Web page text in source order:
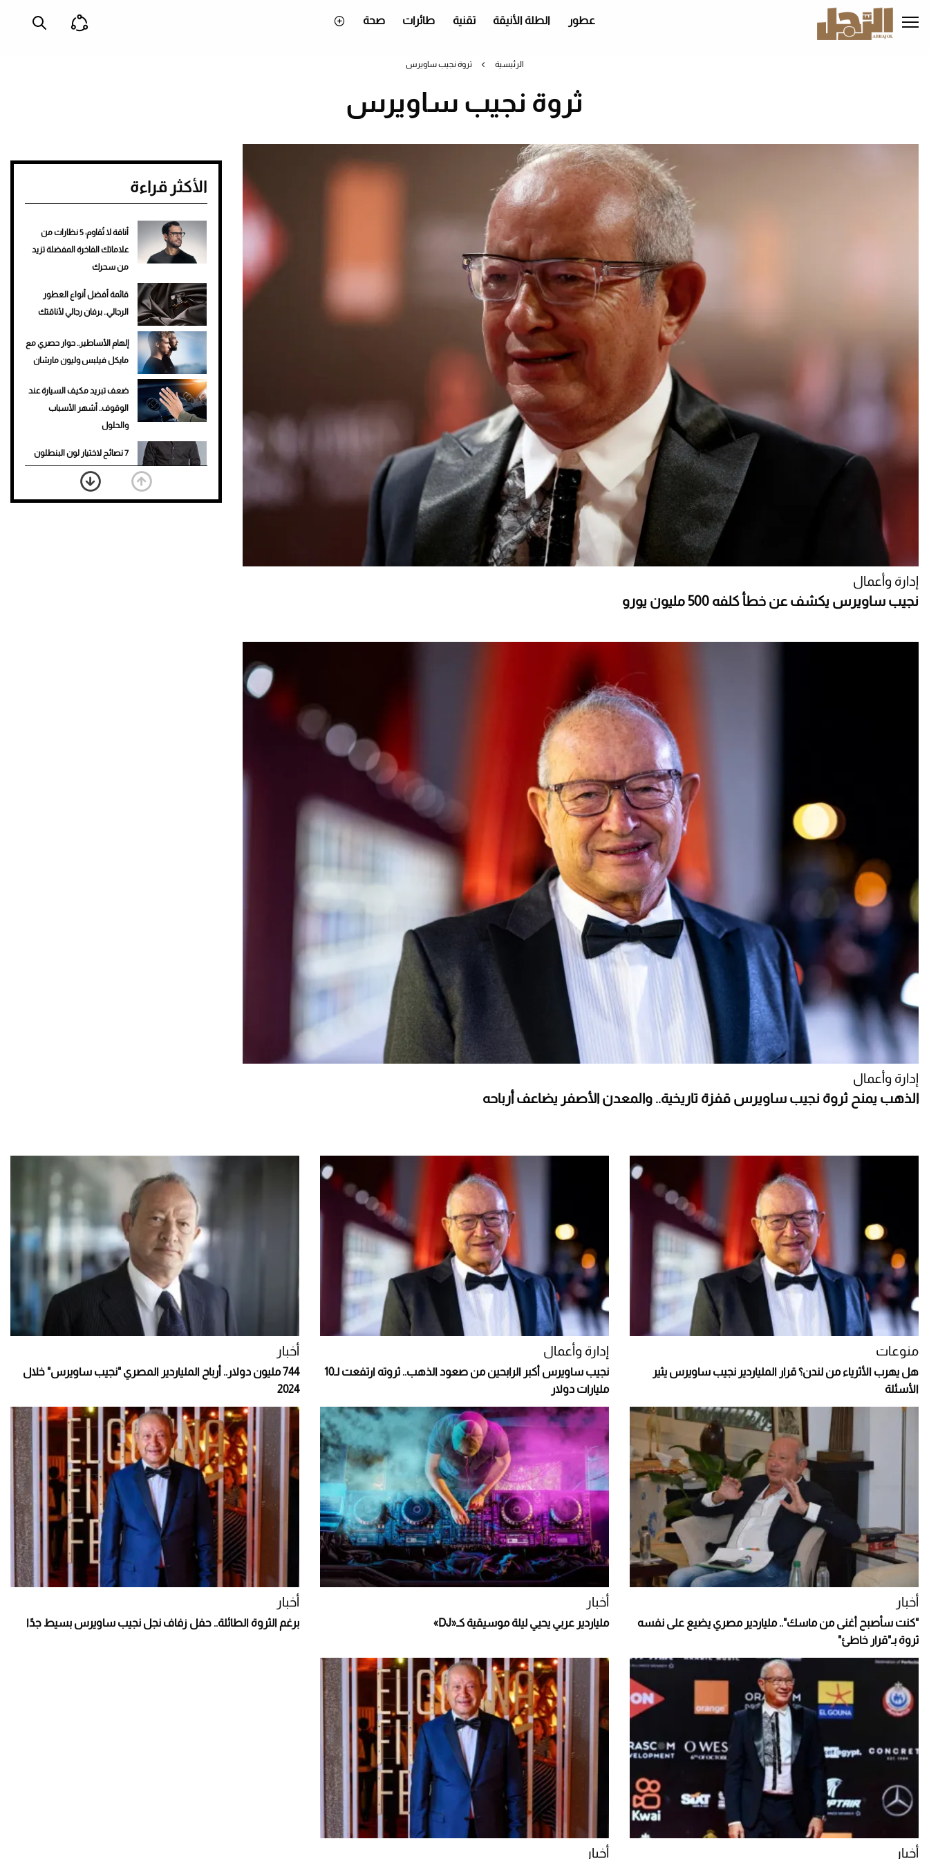
إلى
المحتوى
عطور الطلة الأنيقة تقنية طائرات صحة
الرئيسية ثروة نجيب ساويرس
ثروة نجيب ساويرس
إدارة وأعمال
نجيب ساويرس يكشف عن خطأ كلفه 500 مليون يورو
إدارة وأعمال
الذهب يمنح ثروة نجيب ساويرس قفزة تاريخية.. والمعدن الأصفر يضاعف أرباحه
الأكثر قراءة
أناقة لا تُقاوم: 5 نظارات من
علاماتك الفاخرة المفضلة تزيد
من سحرك
قائمة أفضل أنواع العطور
الرجالي.. برفان رجالي لأناقتك
إلهام الأساطير.. حوار حصري مع
مايكل فيلبس وليون مارشان
ضعف تبريد مكيف السيارة عند
الوقوف.. أشهر الأسباب
والحلول
7 نصائح لاختيار لون البنطلون
المناسب للقميص الأسود
نرى المستقبل من خلال
منوعات
هل يهرب الأثرياء من لندن؟ قرار الملياردير نجيب ساويرس يثير
الأسئلة
إدارة وأعمال
نجيب ساويرس أكبر الرابحين من صعود الذهب.. ثروته ارتفعت لـ10
مليارات دولار
أخبار
744 مليون دولار.. أرباح الملياردير المصري "نجيب ساويرس" خلال
2024
أخبار
"كنت سأصبح أغنى من ماسك".. ملياردير مصري يضيع على نفسه
ثروة بـ"قرار خاطئ"
أخبار
ملياردير عربي يحيي ليلة موسيقية كـ«DJ»
أخبار
برغم الثروة الطائلة.. حفل زفاف نجل نجيب ساويرس بسيط جدًا
أخبار أخبار